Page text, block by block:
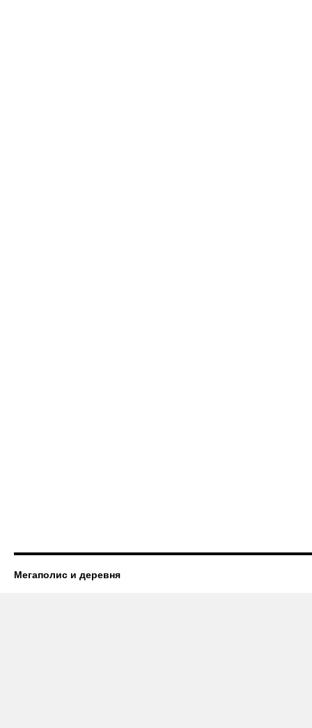
Мегаполис и деревня